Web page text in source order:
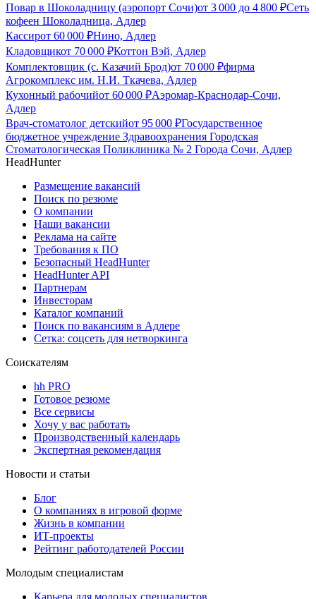
Повар в Шоколадницу (аэропорт Сочи)от 3 000 до 4 800 ₽Сеть
кофеен Шоколадница, Адлер
Кассирот 60 000 ₽Нино, Адлер
Кладовщикот 70 000 ₽Коттон Вэй, Адлер
Комплектовщик (с. Казачий Брод)от 70 000 ₽фирма
Агрокомплекс им. Н.И. Ткачева, Адлер
Кухонный рабочийот 60 000 ₽Аэромар-Краснодар-Сочи,
Адлер
Врач-стоматолог детскийот 95 000 ₽Государственное
бюджетное учреждение Здравоохранения Городская
Стоматологическая Поликлиника № 2 Города Сочи, Адлер
HeadHunter
Размещение вакансий
Поиск по резюме
О компании
Наши вакансии
Реклама на сайте
Требования к ПО
Безопасный HeadHunter
HeadHunter API
Партнерам
Инвесторам
Каталог компаний
Поиск по вакансиям в Адлере
Сетка: соцсеть для нетворкинга
Соискателям
hh PRO
Готовое резюме
Все сервисы
Хочу у вас работать
Производственный календарь
Экспертная рекомендация
Новости и статьи
Блог
О компаниях в игровой форме
Жизнь в компании
ИТ-проекты
Рейтинг работодателей России
Молодым специалистам